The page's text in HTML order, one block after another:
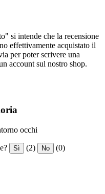
si intende che la recensione
effettivamente acquistato il
per poter scrivere una
account sul nostro shop.
occhi
Sì (2) No (0)